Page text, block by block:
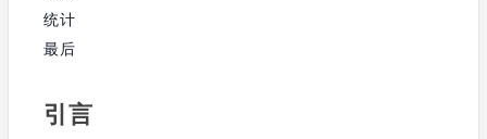
统计
最后
引言